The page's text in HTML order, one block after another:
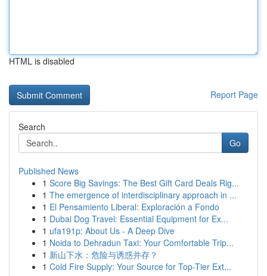
HTML is disabled
Report Page
Search
Go
Published News
1 Score Big Savings: The Best Gift Card Deals Rig...
1 The emergence of interdisciplinary approach in ...
1 El Pensamiento Liberal: Exploración a Fondo
1 Dubai Dog Travel: Essential Equipment for Ex...
1 ufa191p: About Us - A Deep Dive
1 Noida to Dehradun Taxi: Your Comfortable Trip...
1 新山下水：危险与诱惑并存？
1 Cold Fire Supply: Your Source for Top-Tier Ext...